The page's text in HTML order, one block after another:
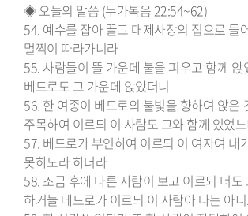
◈ 오늘의 말씀 (누가복음 22:54~62)
54. 예수를 잡아 끌고 대제사장의 집으로 들
멀찍이 따라가니라
55. 사람들이 뜰 가운데 불을 피우고 함께 앉
베드로도 그 가운데 앉았더니
56. 한 여종이 베드로의 불빛을 향하여 앉은
주목하여 이르되 이 사람도 그와 함께 있었
57. 베드로가 부인하여 이르되 이 여자여 내
못하노라 하더라
58. 조금 후에 다른 사람이 보고 이르되 너도
하거늘 베드로가 이르되 이 사람아 나는 아